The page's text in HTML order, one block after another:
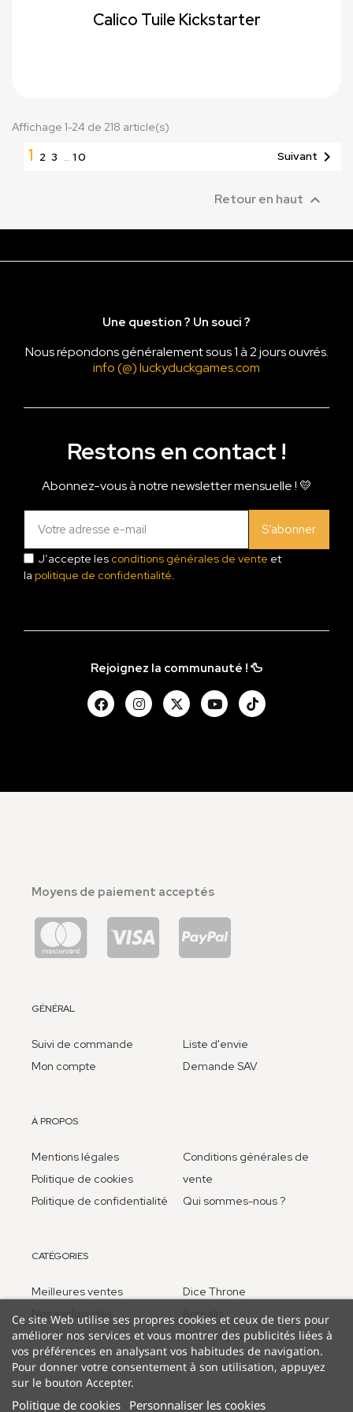
Calico Tuile Kickstarter
Affichage 1-24 de 218 article(s)
1 2 3 … 10 Suivant 
Retour en haut 
Une question ? Un souci ?
Nous répondons généralement sous 1 à 2 jours ouvrés.
info (@) luckyduckgames.com
Restons en contact !
Abonnez-vous à notre newsletter mensuelle ! 💛
S’abonner
J’accepte les conditions générales de vente et
la politique de confidentialité.
Rejoignez la communauté ! 🦆
Moyens de paiement acceptés
GÉNÉRAL
Suivi de commande
Mon compte
Liste d'envie
Demande SAV
À PROPOS
Mentions légales
Politique de cookies
Politique de confidentialité
Conditions générales de
vente
Qui sommes-nous ?
CATÉGORIES
Meilleures ventes
Nos exclusivités
Too many bones
Dice Throne
Borealis
Anciens jeux
Ce site Web utilise ses propres cookies et ceux de tiers pour
améliorer nos services et vous montrer des publicités liées à
vos préférences en analysant vos habitudes de navigation.
Pour donner votre consentement à son utilisation, appuyez
sur le bouton Accepter.
Politique de cookies Personnaliser les cookies